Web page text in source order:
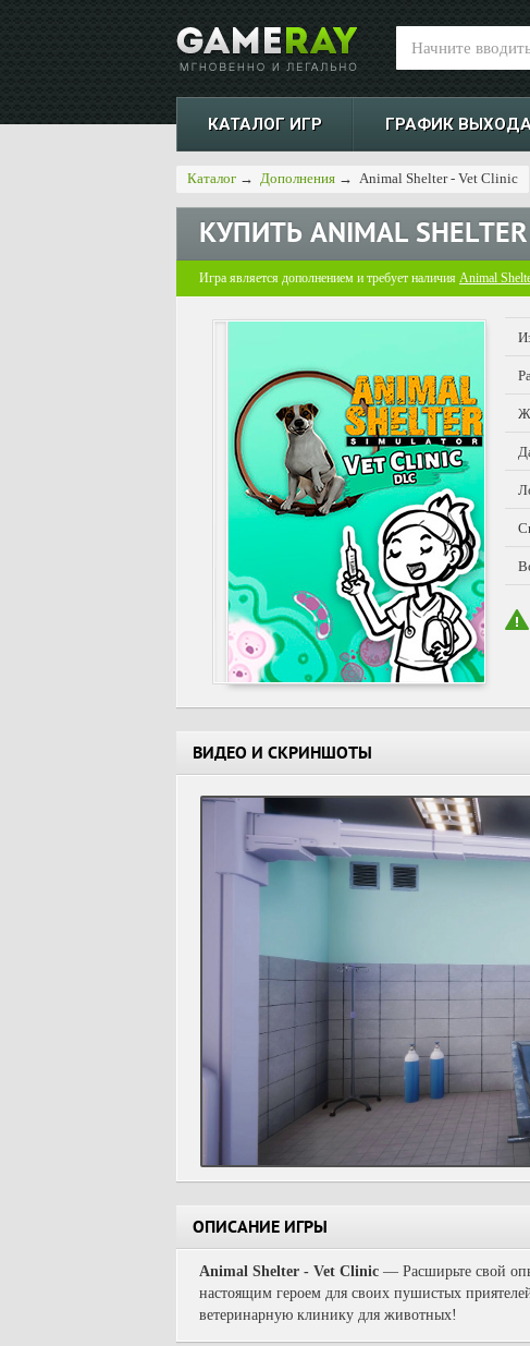
КАТАЛОГ ИГР ГРАФИК
Каталог → Дополнения → Animal Shelter - Vet Clinic
КУПИТЬ ANIMAL
Игра является дополнением и требует наличия Animal
ВИДЕО И СКРИНШОТЫ
ОПИСАНИЕ ИГРЫ
Animal Shelter - Vet Clinic — Расширьте свой
настоящим героем для своих пушистых
ветеринарную клинику для животных!